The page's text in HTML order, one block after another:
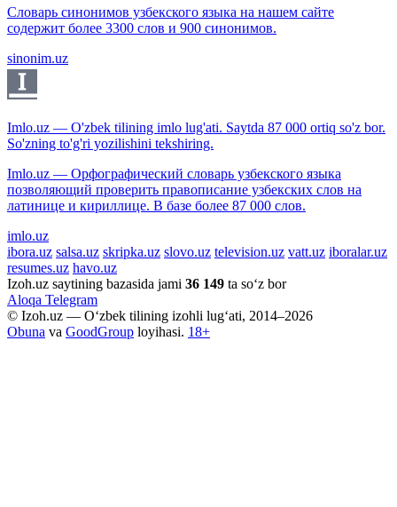
Словарь синонимов узбекского языка на нашем сайте
содержит более 3300 слов и 900 синонимов.
sinonim.uz
Imlo.uz — O'zbek tilining imlo lug'ati. Saytda 87 000 ortiq so'z bor.
So'zning to'g'ri yozilishini tekshiring.
Imlo.uz — Орфографический словарь узбекского языка
позволяющий проверить правописание узбекских слов на
латинице и кириллице. В базе более 87 000 слов.
imlo.uz
ibora.uz salsa.uz skripka.uz slovo.uz television.uz vatt.uz iboralar.uz
resumes.uz havo.uz
Izoh.uz saytining bazasida jami 36 149 ta so‘z bor
Aloqa Telegram
© Izoh.uz — O‘zbek tilining izohli lug‘ati, 2014–2026
Obuna va GoodGroup loyihasi. 18+